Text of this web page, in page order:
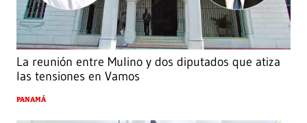
La reunión entre Mulino y dos diputados que atiza
las tensiones en Vamos
PANAMÁ